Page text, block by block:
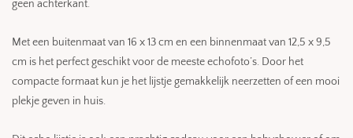
geen achterkant.
Met een buitenmaat van 16 x 13 cm en een binnenmaat van 12,5 x 9,5
cm is het perfect geschikt voor de meeste echofoto’s. Door het
compacte formaat kun je het lijstje gemakkelijk neerzetten of een mooi
plekje geven in huis.